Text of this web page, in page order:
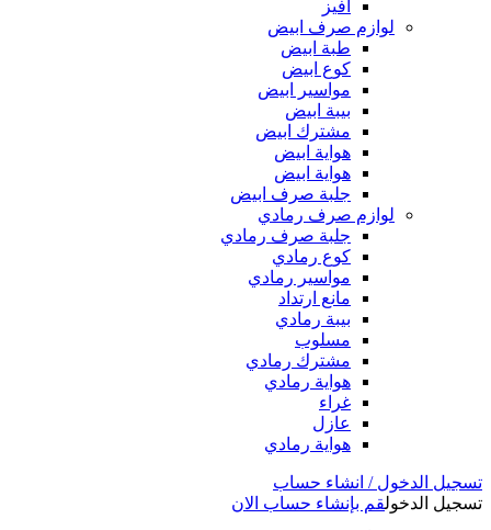
افيز
لوازم صرف ابيض
طبة ابيض
كوع ابيض
مواسير ابيض
بيبة ابيض
مشترك ابيض
هواية ابيض
هواية ابيض
جلبة صرف ابيض
لوازم صرف رمادي
جلبة صرف رمادي
كوع رمادي
مواسير رمادي
مانع ارتداد
بيبة رمادي
مسلوب
مشترك رمادي
هواية رمادي
غراء
عازل
هواية رمادي
تسجيل الدخول / انشاء حساب
تسجيل الدخولقم بإنشاء حساب الان